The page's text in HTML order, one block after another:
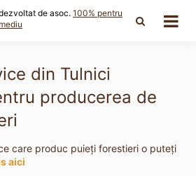
de asoc. 100% pentru
mediu
din Tulnici
producerea de
care produc puieți forestieri o puteți
aici